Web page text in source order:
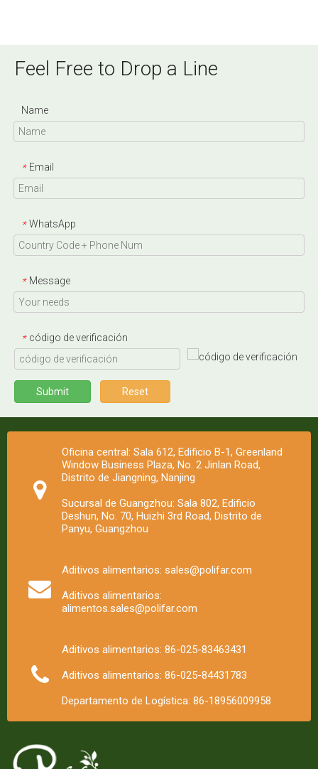
Feel Free to Drop a Line
Name
* Email
* WhatsApp
* Message
* código de verificación
Submit Reset
Oficina central: Sala 612, Edificio B-1, Greenland
Window Business Plaza, No. 2 Jinlan Road,
Distrito de Jiangning, Nanjing
Sucursal de Guangzhou: Sala 802, Edificio
Deshun, No. 70, Huizhi 3rd Road, Distrito de
Panyu, Guangzhou
Aditivos alimentarios: sales@polifar.com
Aditivos alimentarios:
alimentos.sales@polifar.com
Aditivos alimentarios: 86-025-83463431
Aditivos alimentarios: 86-025-84431783
Departamento de Logística: 86-18956009958